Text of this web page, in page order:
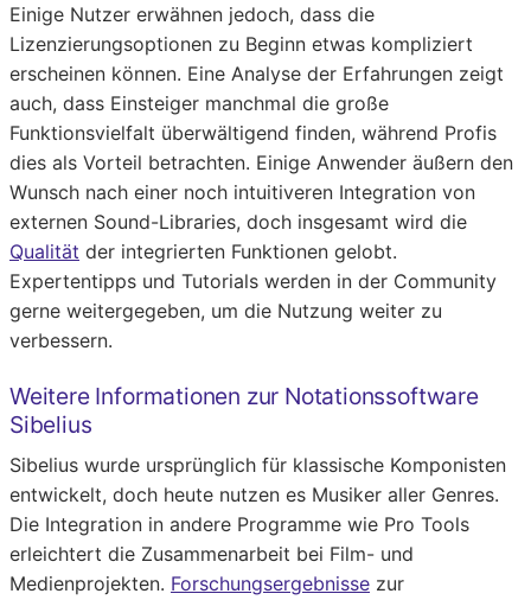
Einige Nutzer erwähnen jedoch, dass die
Lizenzierungsoptionen zu Beginn etwas kompliziert
erscheinen können. Eine Analyse der Erfahrungen zeigt
auch, dass Einsteiger manchmal die große
Funktionsvielfalt überwältigend finden, während Profis
dies als Vorteil betrachten. Einige Anwender äußern den
Wunsch nach einer noch intuitiveren Integration von
externen Sound-Libraries, doch insgesamt wird die
Qualität der integrierten Funktionen gelobt.
Expertentipps und Tutorials werden in der Community
gerne weitergegeben, um die Nutzung weiter zu
verbessern.
Weitere Informationen zur Notationssoftware
Sibelius
Sibelius wurde ursprünglich für klassische Komponisten
entwickelt, doch heute nutzen es Musiker aller Genres.
Die Integration in andere Programme wie Pro Tools
erleichtert die Zusammenarbeit bei Film- und
Medienprojekten. Forschungsergebnisse zur